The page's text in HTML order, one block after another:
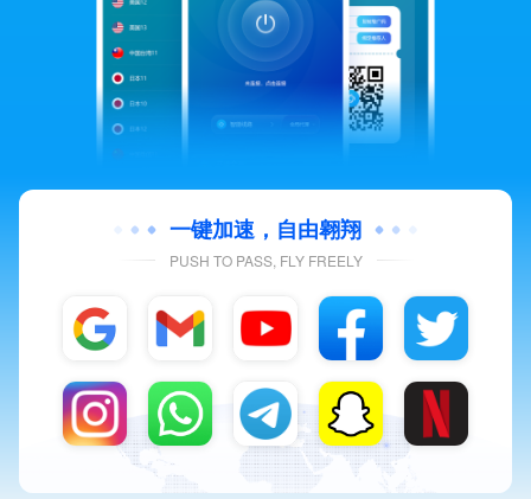
一键加速，自由翱翔
PUSH TO PASS, FLY FREELY